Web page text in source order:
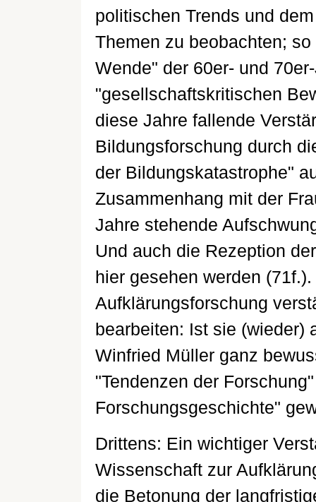
politischen Trends und
Themen zu beobachten;
Wende" der 60er- und
"gesellschaftskritischen
diese Jahre fallende
Bildungsforschung durch
der Bildungskatastrophe"
Zusammenhang mit der
Jahre stehende
Und auch die Rezeption
hier gesehen werden
Aufklärungsforschung
bearbeiten: Ist sie (wieder)
Winfried Müller ganz
"Tendenzen der
Forschungsgeschichte"
Drittens: Ein wichtiger
Wissenschaft zur
die Betonung der